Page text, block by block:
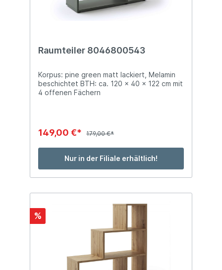
Raumteiler 8046800543
Korpus: pine green matt lackiert, Melamin
beschichtet BTH: ca. 120 x 40 x 122 cm mit
4 offenen Fächern
149,00 €* 179,00 €*
Nur in der Filiale erhältlich!
%